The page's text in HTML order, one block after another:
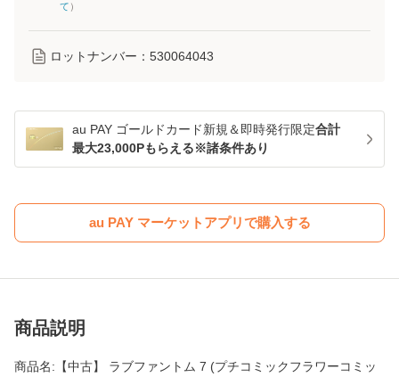
て ）
ロットナンバー： 530064043
au PAY ゴールドカード新規＆即時発行限定合計
最大23,000Pもらえる※諸条件あり
au PAY マーケットアプリで購入する
商品説明
商品名:【中古】 ラブファントム 7 (プチコミックフラワーコミッ